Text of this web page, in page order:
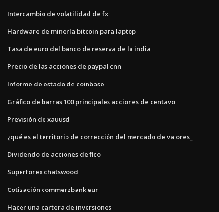
Intercambio de volatilidad de fx
Hardware de minería bitcoin para laptop
Tasa de euro del banco de reserva de la india
Precio de las acciones de paypal cnn
Informe de estado de coinbase
Gráfico de barras 100 principales acciones de centavo
Previsión de xauusd
¿qué es el territorio de corrección del mercado de valores_
Dividendo de acciones de fico
Superforex chatswood
Cotización commerzbank eur
Hacer una cartera de inversiones